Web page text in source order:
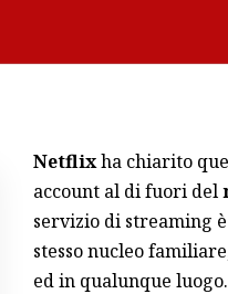
Netflixha chiarito
account al di fuori del
servizio di streaming
stesso nucleo
ed in qualunque luogo.